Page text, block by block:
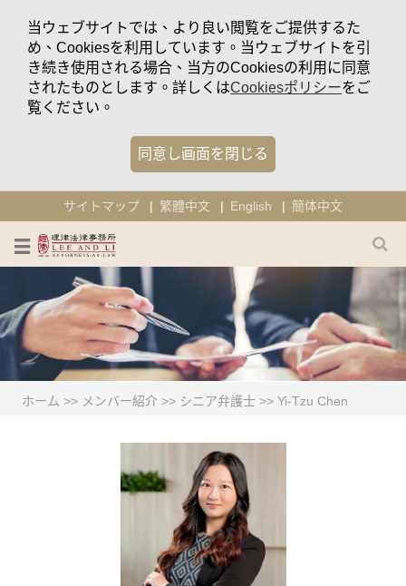
当ウェブサイトでは、より良い閲覧をご提供するた
め、Cookiesを利用しています。当ウェブサイトを引
き続き使用される場合、当方のCookiesの利用に同意
されたものとします。詳しくはCookiesポリシーをご
覧ください。
同意し画面を閉じる
サイトマップ 繁體中文 English 簡体中文
ホーム >> メンバー紹介 >> シニア弁護士 >> Yi-Tzu Chen